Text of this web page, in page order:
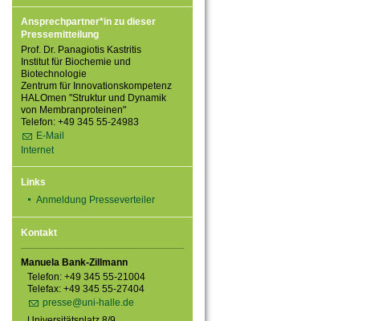
Ansprechpartner*in zu dieser
Pressemitteilung
Prof. Dr. Panagiotis Kastritis
Institut für Biochemie und
Biotechnologie
Zentrum für Innovationskompetenz
HALOmen "Struktur und Dynamik
von Membranproteinen"
Telefon: +49 345 55-24983
E-Mail
Internet
Links
Anmeldung Presseverteiler
Kontakt
Manuela Bank-Zillmann
Telefon: +49 345 55-21004
Telefax: +49 345 55-27404
presse@uni-halle.de